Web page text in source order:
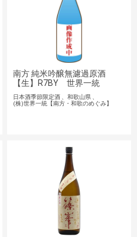
南方 純米吟醸無濾過原酒
【生】R7BY 世界一統
日本酒季節限定酒
和歌山県
(株)世界一統【南方・和歌のめぐみ】